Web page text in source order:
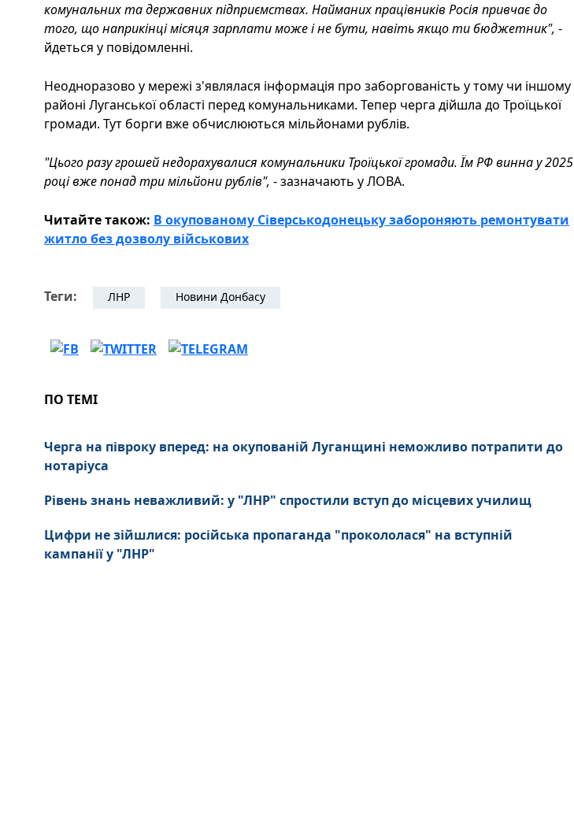
комунальних та державних підприємствах. Найманих працівників Росія привчає до
того, що наприкінці місяця зарплати може і не бути, навіть якщо ти бюджетник", -
йдеться у повідомленні.
Неодноразово у мережі з'являлася інформація про заборгованість у тому чи іншому
районі Луганської області перед комунальниками. Тепер черга дійшла до Троїцької
громади. Тут борги вже обчислюються мільйонами рублів.
"Цього разу грошей недорахувалися комунальники Троїцької громади. Їм РФ винна у 2025
році вже понад три мільйони рублів", - зазначають у ЛОВА.
Читайте також: В окупованому Сіверськодонецьку забороняють ремонтувати
житло без дозволу військових
Теги: ЛНР Новини Донбасу
ПО ТЕМІ
Черга на півроку вперед: на окупованій Луганщині неможливо потрапити до
нотаріуса
Рівень знань неважливий: у "ЛНР" спростили вступ до місцевих училищ
Цифри не зійшлися: російська пропаганда "прокололася" на вступній
кампанії у "ЛНР"